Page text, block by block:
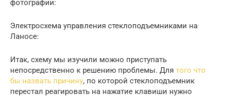
фотографии:
Электросхема управления стеклоподъемниками на
Ланосе:
Итак, схему мы изучили можно приступать
непосредственно к решению проблемы. Для того что
бы назвать причину, по которой стеклоподъемник
перестал реагировать на нажатие клавиши нужно